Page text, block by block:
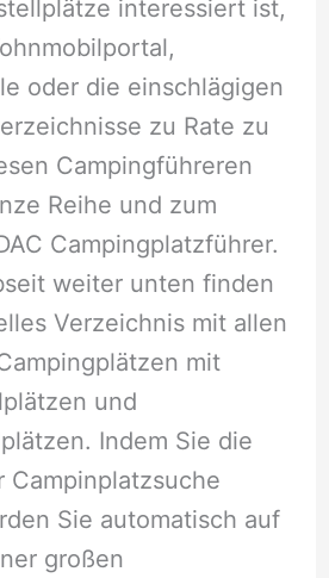
interessiert ist,
oder die einschlägigen
zu Rate zu
Campingführeren
Reihe und zum
Campingplatzführer.
weiter unten finden
Verzeichnis mit allen
mit
und
Indem Sie die
Campinplatzsuche
Sie automatisch auf
großen